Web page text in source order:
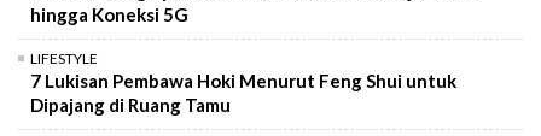
hingga Koneksi 5G
LIFESTYLE
7 Lukisan Pembawa Hoki Menurut Feng Shui untuk
Dipajang di Ruang Tamu